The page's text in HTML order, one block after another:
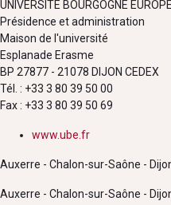
UNIVERSITE BOURGOGNE EUROPE
Présidence et administration
Maison de l'université
Esplanade Erasme
BP 27877 - 21078 DIJON CEDEX
Tél. : +33 3 80 39 50 00
Fax : +33 3 80 39 50 69
www.ube.fr
Auxerre - Chalon-sur-Saône -
Auxerre - Chalon-sur-Saône -